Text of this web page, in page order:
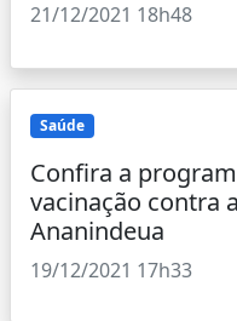
21/12/2021 18h48
Saúde
Confira a
vacinação contra
Ananindeua
19/12/2021 17h33